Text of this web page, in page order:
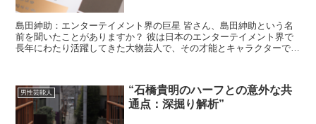
島田紳助：エンターテイメント界の巨星 皆さん、島田紳助という名
前を聞いたことがありますか？ 彼は日本のエンターテイメント界で
長年にわたり活躍してきた大物芸人で、その才能とキャラクターで多
男性芸能人
“石橋貴明のハーフとの意外な共
通点：深掘り解析”